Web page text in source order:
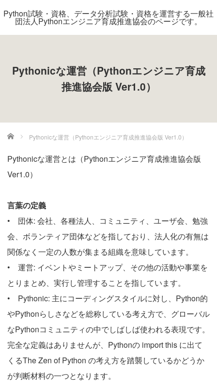
Python試験・資格、データ分析試験・資格を運営する一般社
団法人Pythonエンジニア育成推進協会のページです。
Pythonicな運営（Pythonエンジニア育成
推進協会版 Ver1.0）
ホーム Pythonicな運営（Pythonエンジニア育成推進協会版 Ver1.0）
Pythonicな運営とは（Pythonエンジニア育成推進協会版
Ver1.0）
言葉の定義
• 団体: 会社、各種法人、コミュニティ、ユーザ会、勉強
会、ボランティア団体などを指しており、法人化の有無は
関係なく一定の人数が集まる組織を意味しています。
• 運営: イベントやミートアップ、その他の活動や事業を
とりまとめ、実行し管理することを指しています。
• Pythonic: 主にコーディングスタイルに対し、Python的
やPythonらしさなどを総称している考え方で、グローバル
なPythonコミュニティの中でしばしば使われる表現です。
完全な定義はありませんが、Pythonの import this に出て
くるThe Zen of Python の考え方を踏襲しているかどうか
が判断材料の一つとなります。